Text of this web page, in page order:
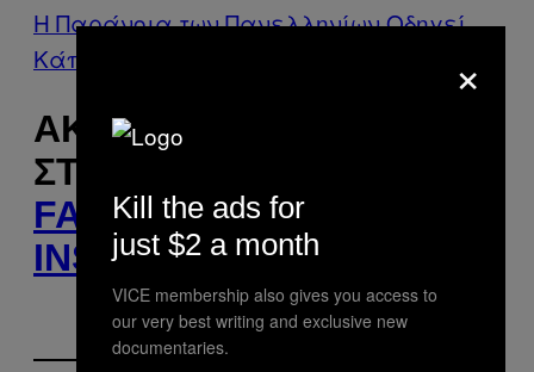
Η Παράνοια των Πανελληνίων Οδηγεί
Κάποιους Μαθητές στα Χάπια
ΑΚΟΛΟΥΘΉΣΤΕ ΤΟ VICE
ΣΤΟ
FACEBOOKΚΑΙ
INSTAGRAM.
×
Kill the ads for
just $2 a month
VICE membership also gives you access to
our very best writing and exclusive new
documentaries.